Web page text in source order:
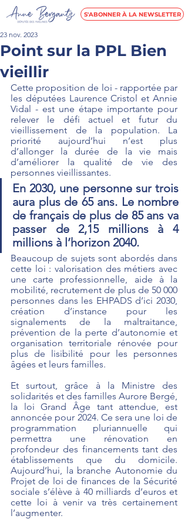
S'ABONNER À LA NEWSLETTER
Point sur la PPL Bien
vieillir
23 nov. 2023
Cette proposition de loi - rapportée par
les députées Laurence Cristol et Annie
Vidal - est une étape importante pour
relever le défi actuel et futur du
vieillissement de la population. La
priorité aujourd’hui n’est plus
d’allonger la durée de la vie mais
d’améliorer la qualité de vie des
personnes vieillissantes.
En 2030, une personne sur trois
aura plus de 65 ans. Le nombre
de français de plus de 85 ans va
passer de 2,15 millions à 4
millions à l’horizon 2040.
Beaucoup de sujets sont abordés dans
cette loi : valorisation des métiers avec
une carte professionnelle, aide à la
mobilité, recrutement de plus de 50 000
personnes dans les EHPADS d’ici 2030,
création d’instance pour les
signalements de la maltraitance,
prévention de la perte d’autonomie et
organisation territoriale rénovée pour
plus de lisibilité pour les personnes
âgées et leurs familles.
Et surtout, grâce à la Ministre des
solidarités et des familles Aurore Bergé,
la loi Grand Âge tant attendue, est
annoncée pour 2024. Ce sera une loi de
programmation pluriannuelle qui
permettra une rénovation en
profondeur des financements tant des
établissements que du domicile.
Aujourd’hui, la branche Autonomie du
Projet de loi de finances de la Sécurité
sociale s’élève à 40 milliards d’euros et
cette loi à venir va très certainement
l’augmenter.